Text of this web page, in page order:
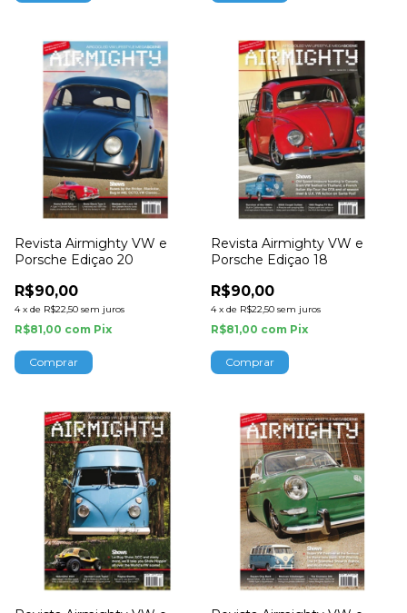
Revista Airmighty VW e
Porsche Ediçao 20
R$90,00
4 x de R$22,50 sem juros
R$81,00 com Pix
Revista Airmighty VW e
Porsche Ediçao 18
R$90,00
4 x de R$22,50 sem juros
R$81,00 com Pix